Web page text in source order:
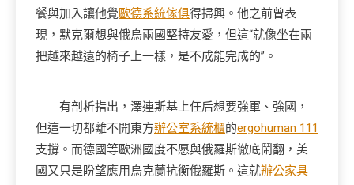
餐與加入讓他覺歐德系統傢俱得掃興。他之前曾表
現，默克爾想與俄烏兩國堅持友愛，但這“就像坐在兩
把越來越遠的椅子上一樣，是不成能完成的”。
有剖析指出，澤連斯基上任后想要強軍、強國，
但這一切都離不開東方辦公室系統櫃的ergohuman 111
支撐。而德國等歐洲國度不愿與俄羅斯徹底鬧翻，美
國又只是盼望應用烏克蘭抗衡俄羅斯。這就辦公家具